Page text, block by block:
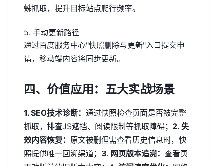
蛛抓取，提升目标站点爬行频率。
5. 手动更新路径
通过百度服务中心"快照删除与更新"入口提交申
请，移动端内容将同步更新。
四、价值应用：五大实战场景
1. SEO技术诊断： 通过快照检查页面是否被完整
抓取，排查JS遮挡、阅读限制等抓取障碍； 2. 失
效内容恢复： 原文被删但需查看历史信息时，快
照提供唯一回溯渠道； 3. 网页版本追溯： 查看页